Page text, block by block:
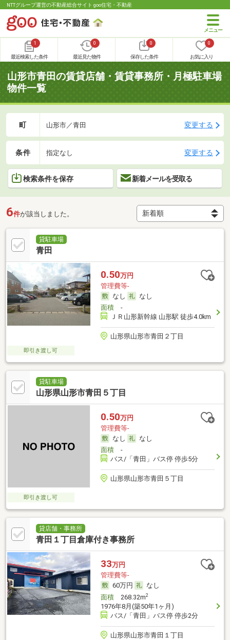
NTTグループ運営の不動産総合サイト goo住宅・不動産
1
最近検索した条件
0
最近見た物件
0
保存した条件
0
お気に入り
山形市青田の賃貸店舗・賃貸事務所・月極駐車場
物件一覧
町 山形市／青田 変更する
条件 指定なし 変更する
検索条件を保存 新着メールを受取る
6件が該当しました。
貸駐車場
青田
0.50万円
管理費等-
なし
なし
面積-
ＪＲ山形新幹線 山形駅 徒歩4.0km
山形県山形市青田２丁目
即引き渡し可
貸駐車場
山形県山形市青田５丁目
0.50万円
管理費等-
なし
なし
面積-
バス/「青田」バス停 停歩5分
山形県山形市青田５丁目
即引き渡し可
貸店舗・事務所
青田１丁目倉庫付き事務所
33万円
管理費等-
60万円
なし
面積268.32m2
1976年8月(築50年1ヶ月)
バス/「青田」バス停 停歩2分
山形県山形市青田１丁目